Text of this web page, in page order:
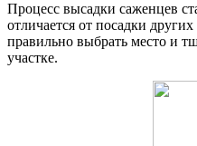
Процесс высадки саженцев
отличается от посадки
правильно выбрать место и
участке.